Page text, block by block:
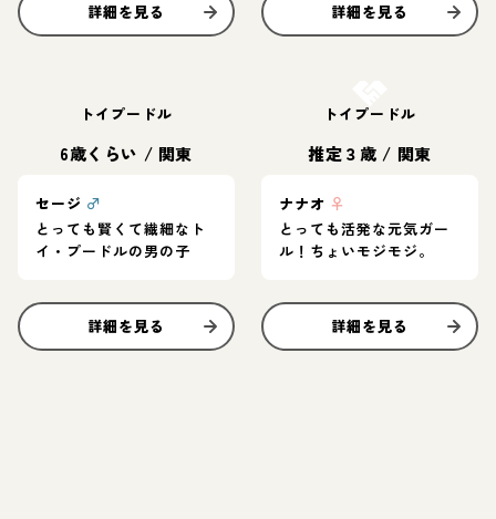
詳細を見る 詳細を見る
トイプードル
6歳くらい / 関東
セージ ♂
とっても賢くて繊細なト
イ・プードルの男の子
詳細を見る
トイプードル
推定３歳 / 関東
ナナオ ♀
とっても活発な元気ガー
ル！ちょいモジモジ。
詳細を見る